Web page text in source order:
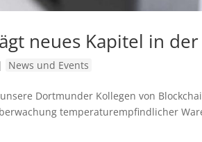
neues Kapitel in
| News und Events
Dortmunder Kollegen von
temperaturempfindlicher